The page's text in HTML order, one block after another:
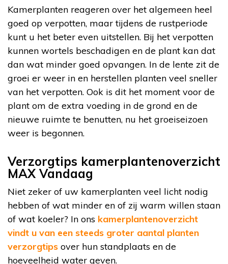
Kamerplanten reageren over het algemeen heel
goed op verpotten, maar tijdens de rustperiode
kunt u het beter even uitstellen. Bij het verpotten
kunnen wortels beschadigen en de plant kan dat
dan wat minder goed opvangen. In de lente zit de
groei er weer in en herstellen planten veel sneller
van het verpotten. Ook is dit het moment voor de
plant om de extra voeding in de grond en de
nieuwe ruimte te benutten, nu het groeiseizoen
weer is begonnen.
Verzorgtips kamerplantenoverzicht
MAX Vandaag
Niet zeker of uw kamerplanten veel licht nodig
hebben of wat minder en of zij warm willen staan
of wat koeler? In ons kamerplantenoverzicht
vindt u van een steeds groter aantal planten
verzorgtips over hun standplaats en de
hoeveelheid water geven.